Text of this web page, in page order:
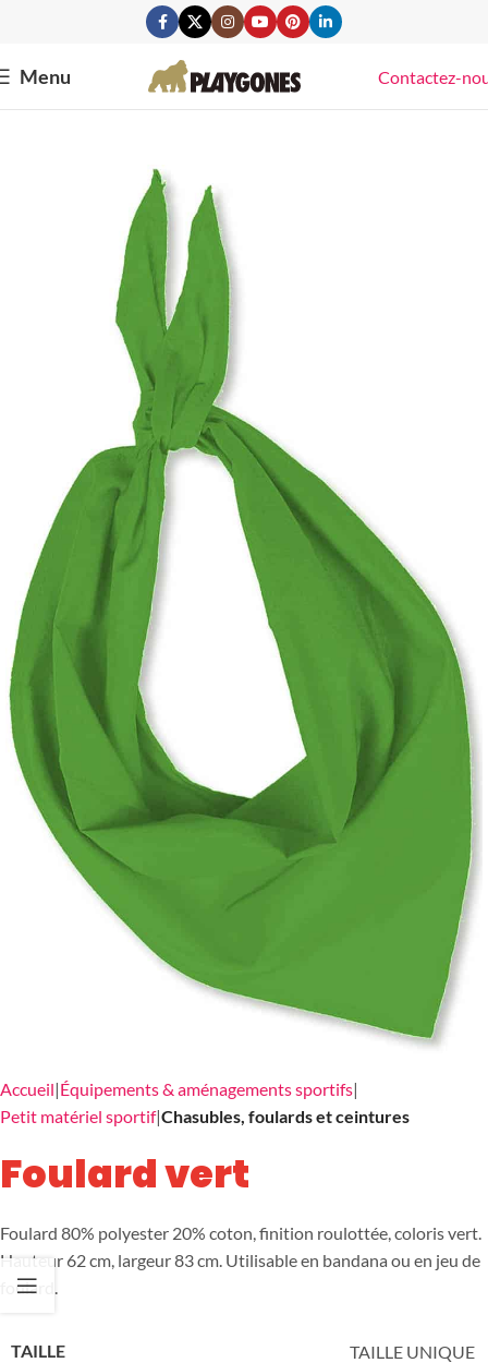
Menu Contactez-
Accueil Équipements & aménagements sportifs
Petit matériel sportif Chasubles, foulards et ceintures
Foulard vert
Foulard 80% polyester 20% coton, finition roulottée, coloris vert.
Hauteur 62 cm, largeur 83 cm. Utilisable en bandana ou en jeu de
foulard.
TAILLE TAILLE UNIQUE